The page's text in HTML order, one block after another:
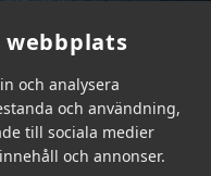
webbplats
och analysera
och användning,
till sociala medier
och annonser.